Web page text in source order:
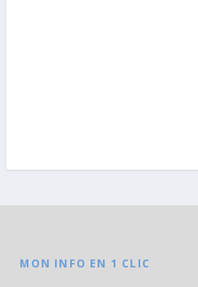
MON INFO EN 1 CLIC